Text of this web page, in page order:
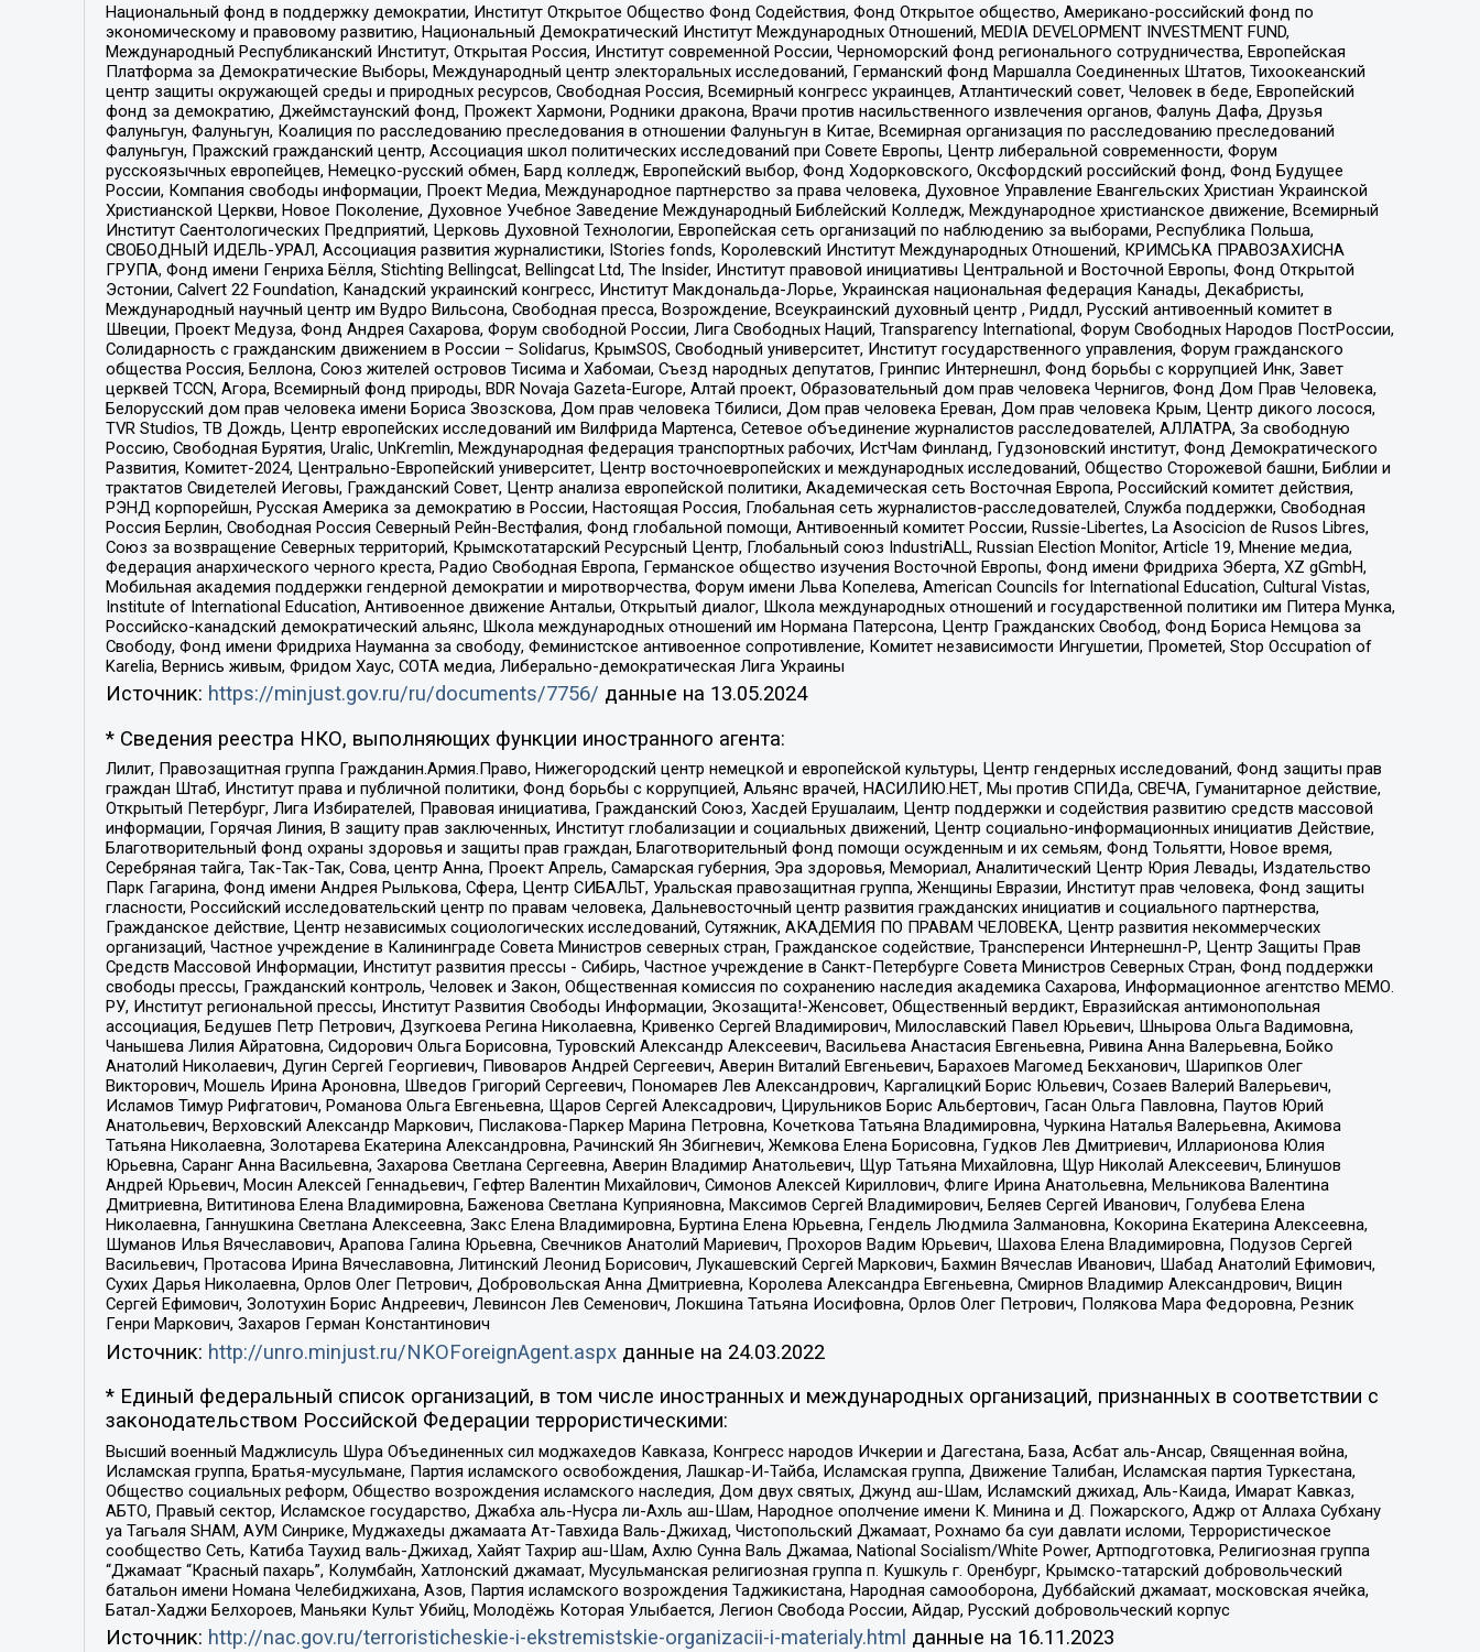
Национальный фонд в поддержку демократии, Институт Открытое Общество Фонд Содействия, Фонд Открытое общество, Американо-российский фонд по
экономическому и правовому развитию, Национальный Демократический Институт Международных Отношений, MEDIA DEVELOPMENT INVESTMENT FUND,
Международный Республиканский Институт, Открытая Россия, Институт современной России, Черноморский фонд регионального сотрудничества, Европейская
Платформа за Демократические Выборы, Международный центр электоральных исследований, Германский фонд Маршалла Соединенных Штатов, Тихоокеанский
центр защиты окружающей среды и природных ресурсов, Свободная Россия, Всемирный конгресс украинцев, Атлантический совет, Человек в беде, Европейский
фонд за демократию, Джеймстаунский фонд, Прожект Хармони, Родники дракона, Врачи против насильственного извлечения органов, Фалунь Дафа, Друзья
Фалуньгун, Фалуньгун, Коалиция по расследованию преследования в отношении Фалуньгун в Китае, Всемирная организация по расследованию преследований
Фалуньгун, Пражский гражданский центр, Ассоциация школ политических исследований при Совете Европы, Центр либеральной современности, Форум
русскоязычных европейцев, Немецко-русский обмен, Бард колледж, Европейский выбор, Фонд Ходорковского, Оксфордский российский фонд, Фонд Будущее
России, Компания свободы информации, Проект Медиа, Международное партнерство за права человека, Духовное Управление Евангельских Христиан Украинской
Христианской Церкви, Новое Поколение, Духовное Учебное Заведение Международный Библейский Колледж, Международное христианское движение, Всемирный
Институт Саентологических Предприятий, Церковь Духовной Технологии, Европейская сеть организаций по наблюдению за выборами, Республика Польша,
СВОБОДНЫЙ ИДЕЛЬ-УРАЛ, Ассоциация развития журналистики, IStories fonds, Королевский Институт Международных Отношений, КРИМСЬКА ПРАВОЗАХИСНА
ГРУПА, Фонд имени Генриха Бёлля, Stichting Bellingcat, Bellingcat Ltd, The Insider, Институт правовой инициативы Центральной и Восточной Европы, Фонд Открытой
Эстонии, Calvert 22 Foundation, Канадский украинский конгресс, Институт Макдональда-Лорье, Украинская национальная федерация Канады, Декабристы,
Международный научный центр им Вудро Вильсона, Свободная пресса, Возрождение, Всеукраинский духовный центр , Риддл, Русский антивоенный комитет в
Швеции, Проект Медуза, Фонд Андрея Сахарова, Форум свободной России, Лига Свободных Наций, Transparеncy International, Форум Свободных Народов ПостРоссии,
Солидарность с гражданским движением в России – Solidarus, КрымSOS, Свободный университет, Институт государственного управления, Форум гражданского
общества Россия, Беллона, Союз жителей островов Тисима и Хабомаи, Съезд народных депутатов, Гринпис Интернешнл, Фонд борьбы с коррупцией Инк, Завет
церквей TCCN, Агора, Всемирный фонд природы, BDR Novaja Gazeta-Europe, Алтай проект, Образовательный дом прав человека Чернигов, Фонд Дом Прав Человека,
Белорусский дом прав человека имени Бориса Звозскова, Дом прав человека Тбилиси, Дом прав человека Ереван, Дом прав человека Крым, Центр дикого лосося,
TVR Studios, ТВ Дождь, Центр европейских исследований им Вилфрида Мартенса, Сетевое объединение журналистов расследователей, АЛЛАТРА, За свободную
Россию, Свободная Бурятия, Uralic, UnKremlin, Международная федерация транспортных рабочих, ИстЧам Финланд, Гудзоновский институт, Фонд Демократического
Развития, Комитет-2024, Центрально-Европейский университет, Центр восточноевропейских и международных исследований, Общество Сторожевой башни, Библии и
трактатов Свидетелей Иеговы, Гражданский Совет, Центр анализа европейской политики, Академическая сеть Восточная Европа, Российский комитет действия,
РЭНД корпорейшн, Русская Америка за демократию в России, Настоящая Россия, Глобальная сеть журналистов-расследователей, Служба поддержки, Свободная
Россия Берлин, Свободная Россия Северный Рейн-Вестфалия, Фонд глобальной помощи, Антивоенный комитет России, Russie-Libertes, La Asocicion de Rusos Libres,
Союз за возвращение Северных территорий, Крымскотатарский Ресурсный Центр, Глобальный союз IndustriALL, Russian Election Monitor, Article 19, Мнение медиа,
Федерация анархического черного креста, Радио Свободная Европа, Германское общество изучения Восточной Европы, Фонд имени Фридриха Эберта, XZ gGmbH,
Мобильная академия поддержки гендерной демократии и миротворчества, Форум имени Льва Копелева, American Councils for International Education, Cultural Vistas,
Institute of International Education, Антивоенное движение Антальи, Открытый диалог, Школа международных отношений и государственной политики им Питера Мунка,
Российско-канадский демократический альянс, Школа международных отношений им Нормана Патерсона, Центр Гражданских Свобод, Фонд Бориса Немцова за
Свободу, Фонд имени Фридриха Науманна за свободу, Феминистское антивоенное сопротивление, Комитет независимости Ингушетии, Прометей, Stop Occupation of
Karelia, Вернись живым, Фридом Хаус, СОТА медиа, Либерально-демократическая Лига Украины
Источник: https://minjust.gov.ru/ru/documents/7756/ данные на 13.05.2024
* Сведения реестра НКО, выполняющих функции иностранного агента:
Лилит, Правозащитная группа Гражданин.Армия.Право, Нижегородский центр немецкой и европейской культуры, Центр гендерных исследований, Фонд защиты прав
граждан Штаб, Институт права и публичной политики, Фонд борьбы с коррупцией, Альянс врачей, НАСИЛИЮ.НЕТ, Мы против СПИДа, СВЕЧА, Гуманитарное действие,
Открытый Петербург, Лига Избирателей, Правовая инициатива, Гражданский Союз, Хасдей Ерушалаим, Центр поддержки и содействия развитию средств массовой
информации, Горячая Линия, В защиту прав заключенных, Институт глобализации и социальных движений, Центр социально-информационных инициатив Действие,
Благотворительный фонд охраны здоровья и защиты прав граждан, Благотворительный фонд помощи осужденным и их семьям, Фонд Тольятти, Новое время,
Серебряная тайга, Так-Так-Так, Сова, центр Анна, Проект Апрель, Самарская губерния, Эра здоровья, Мемориал, Аналитический Центр Юрия Левады, Издательство
Парк Гагарина, Фонд имени Андрея Рылькова, Сфера, Центр СИБАЛЬТ, Уральская правозащитная группа, Женщины Евразии, Институт прав человека, Фонд защиты
гласности, Российский исследовательский центр по правам человека, Дальневосточный центр развития гражданских инициатив и социального партнерства,
Гражданское действие, Центр независимых социологических исследований, Сутяжник, АКАДЕМИЯ ПО ПРАВАМ ЧЕЛОВЕКА, Центр развития некоммерческих
организаций, Частное учреждение в Калининграде Совета Министров северных стран, Гражданское содействие, Трансперенси Интернешнл-Р, Центр Защиты Прав
Средств Массовой Информации, Институт развития прессы - Сибирь, Частное учреждение в Санкт-Петербурге Совета Министров Северных Стран, Фонд поддержки
свободы прессы, Гражданский контроль, Человек и Закон, Общественная комиссия по сохранению наследия академика Сахарова, Информационное агентство МЕМО.
РУ, Институт региональной прессы, Институт Развития Свободы Информации, Экозащита!-Женсовет, Общественный вердикт, Евразийская антимонопольная
ассоциация, Бедушев Петр Петрович, Дзугкоева Регина Николаевна, Кривенко Сергей Владимирович, Милославский Павел Юрьевич, Шнырова Ольга Вадимовна,
Чанышева Лилия Айратовна, Сидорович Ольга Борисовна, Туровский Александр Алексеевич, Васильева Анастасия Евгеньевна, Ривина Анна Валерьевна, Бойко
Анатолий Николаевич, Дугин Сергей Георгиевич, Пивоваров Андрей Сергеевич, Аверин Виталий Евгеньевич, Барахоев Магомед Бекханович, Шарипков Олег
Викторович, Мошель Ирина Ароновна, Шведов Григорий Сергеевич, Пономарев Лев Александрович, Каргалицкий Борис Юльевич, Созаев Валерий Валерьевич,
Исламов Тимур Рифгатович, Романова Ольга Евгеньевна, Щаров Сергей Алексадрович, Цирульников Борис Альбертович, Гасан Ольга Павловна, Паутов Юрий
Анатольевич, Верховский Александр Маркович, Пислакова-Паркер Марина Петровна, Кочеткова Татьяна Владимировна, Чуркина Наталья Валерьевна, Акимова
Татьяна Николаевна, Золотарева Екатерина Александровна, Рачинский Ян Збигневич, Жемкова Елена Борисовна, Гудков Лев Дмитриевич, Илларионова Юлия
Юрьевна, Саранг Анна Васильевна, Захарова Светлана Сергеевна, Аверин Владимир Анатольевич, Щур Татьяна Михайловна, Щур Николай Алексеевич, Блинушов
Андрей Юрьевич, Мосин Алексей Геннадьевич, Гефтер Валентин Михайлович, Симонов Алексей Кириллович, Флиге Ирина Анатольевна, Мельникова Валентина
Дмитриевна, Вититинова Елена Владимировна, Баженова Светлана Куприяновна, Максимов Сергей Владимирович, Беляев Сергей Иванович, Голубева Елена
Николаевна, Ганнушкина Светлана Алексеевна, Закс Елена Владимировна, Буртина Елена Юрьевна, Гендель Людмила Залмановна, Кокорина Екатерина Алексеевна,
Шуманов Илья Вячеславович, Арапова Галина Юрьевна, Свечников Анатолий Мариевич, Прохоров Вадим Юрьевич, Шахова Елена Владимировна, Подузов Сергей
Васильевич, Протасова Ирина Вячеславовна, Литинский Леонид Борисович, Лукашевский Сергей Маркович, Бахмин Вячеслав Иванович, Шабад Анатолий Ефимович,
Сухих Дарья Николаевна, Орлов Олег Петрович, Добровольская Анна Дмитриевна, Королева Александра Евгеньевна, Смирнов Владимир Александрович, Вицин
Сергей Ефимович, Золотухин Борис Андреевич, Левинсон Лев Семенович, Локшина Татьяна Иосифовна, Орлов Олег Петрович, Полякова Мара Федоровна, Резник
Генри Маркович, Захаров Герман Константинович
Источник: http://unro.minjust.ru/NKOForeignAgent.aspxданные на 24.03.2022
* Единый федеральный список организаций, в том числе иностранных и международных организаций, признанных в соответствии с
законодательством Российской Федерации террористическими:
Высший военный Маджлисуль Шура Объединенных сил моджахедов Кавказа, Конгресс народов Ичкерии и Дагестана, База, Асбат аль-Ансар, Священная война,
Исламская группа, Братья-мусульмане, Партия исламского освобождения, Лашкар-И-Тайба, Исламская группа, Движение Талибан, Исламская партия Туркестана,
Общество социальных реформ, Общество возрождения исламского наследия, Дом двух святых, Джунд аш-Шам, Исламский джихад, Аль-Каида, Имарат Кавказ,
АБТО, Правый сектор, Исламское государство, Джабха аль-Нусра ли-Ахль аш-Шам, Народное ополчение имени К. Минина и Д. Пожарского, Аджр от Аллаха Субхану
уа Тагьаля SHAM, АУМ Синрике, Муджахеды джамаата Ат-Тавхида Валь-Джихад, Чистопольский Джамаат, Рохнамо ба суи давлати исломи, Террористическое
сообщество Сеть, Катиба Таухид валь-Джихад, Хайят Тахрир аш-Шам, Ахлю Сунна Валь Джамаа, National Socialism/White Power, Артподготовка, Религиозная группа
“Джамаат “Красный пахарь”, Колумбайн, Хатлонский джамаат, Мусульманская религиозная группа п. Кушкуль г. Оренбург, Крымско-татарский добровольческий
батальон имени Номана Челебиджихана, Азов, Партия исламского возрождения Таджикистана, Народная самооборона, Дуббайский джамаат, московская ячейка,
Батал-Хаджи Белхороев, Маньяки Культ Убийц, Молодёжь Которая Улыбается, Легион Свобода России, Айдар, Русский добровольческий корпус
Источник: http://nac.gov.ru/terroristicheskie-i-ekstremistskie-organizacii-i-materialy.html данные на 16.11.2023